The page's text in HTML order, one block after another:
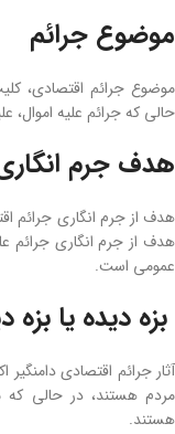
موضوع جرائم
موضوع جرائم اقتصادی،
حالی که جرائم علیه اموال،
هدف جرم
هدف از جرم انگاری جرائم
هدف از جرم انگاری جرائم
عمومی است.
بزه­ دیده یا بزه
آثار جرائم اقتصادی
مردم هستند، در حالی
هستند.